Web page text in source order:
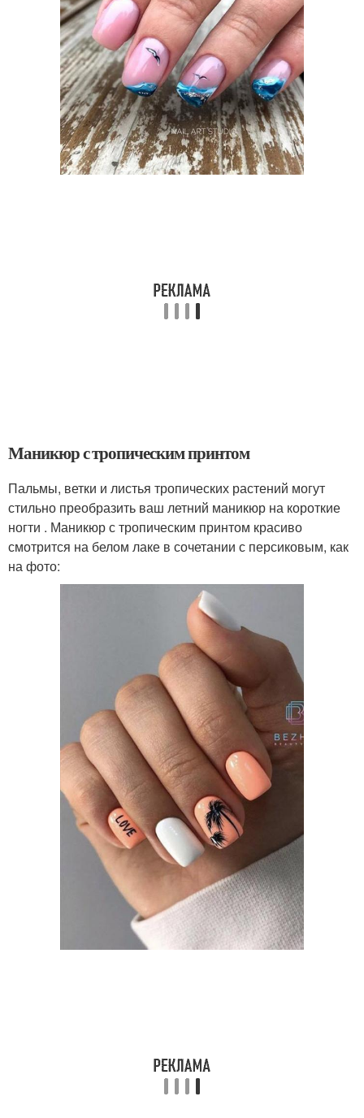
Маникюр с тропическим принтом
Пальмы, ветки и листья тропических растений могут
стильно преобразить ваш летний маникюр на короткие
ногти . Маникюр с тропическим принтом красиво
смотрится на белом лаке в сочетании с персиковым, как
на фото: